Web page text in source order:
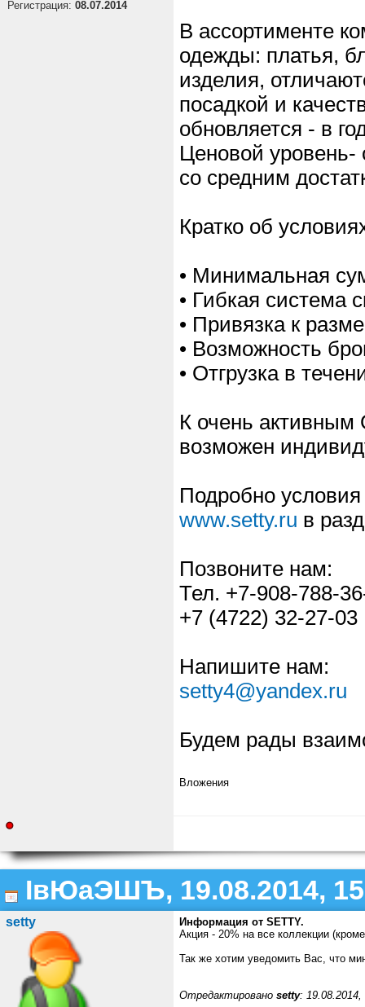
Регистрация: 08.07.2014
В ассортименте
одежды: платья,
изделия,
посадкой и
обновляется - в
Ценовой
со средним
Кратко об
• Минимальная
• Гибкая система
• Привязка к
• Возможность
• Отгрузка в
К очень активным
возможен
Подробно
www.setty.ru в
Позвоните нам:
Тел. +7-908-788-
+7 (4722) 32-27-03
Напишите нам:
setty4@yandex.ru
Будем рады
Вложения
ІвЮаЭШЪ, 19.08.2014,
setty
Информация от SETTY.
Акция - 20% на все коллекции
Так же хотим уведомить Вас, что
Отредактировано setty: 19.08.2014,